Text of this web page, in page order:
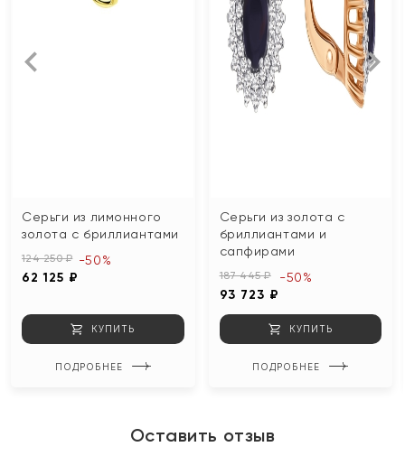
Серьги из лимонного
золота с бриллиантами
124 250 ₽
62 125 ₽
-50%
КУПИТЬ
ПОДРОБНЕЕ
Серьги из золота с
бриллиантами и
сапфирами
187 445 ₽
93 723 ₽
-50%
КУПИТЬ
ПОДРОБНЕЕ
Оставить отзыв